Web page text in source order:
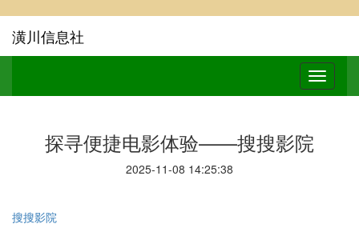
潢川信息社
探寻便捷电影体验——搜搜影院
2025-11-08 14:25:38
搜搜影院